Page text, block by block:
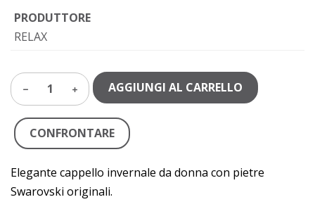
PRODUTTORE
RELAX
1 AGGIUNGI AL CARRELLO
CONFRONTARE
Elegante cappello invernale da donna con pietre
Swarovski originali.